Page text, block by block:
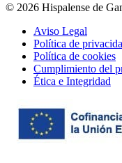
© 2026 Hispalense de
Aviso Legal
Política de
Política de cookies
Cumplimiento del
Ética e Integridad